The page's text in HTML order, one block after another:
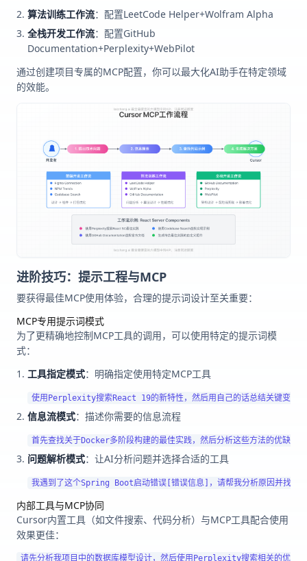
算法训练工作流：配置LeetCode Helper+Wolfram Alpha
全栈开发工作流：配置GitHub
Documentation+Perplexity+WebPilot
通过创建项目专属的MCP配置，你可以最大化AI助手在特定领域
的效能。
进阶技巧：提示工程与MCP
要获得最佳MCP使用体验，合理的提示词设计至关重要：
MCP专用提示词模式
为了更精确地控制MCP工具的调用，可以使用特定的提示词模
式：
工具指定模式：明确指定使用特定MCP工具
信息流模式：描述你需要的信息流程
问题解析模式：让AI分析问题并选择合适的工具
内部工具与MCP协同
Cursor内置工具（如文件搜索、代码分析）与MCP工具配合使用
效果更佳：